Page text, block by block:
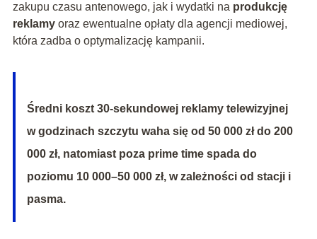
zakupu czasu antenowego, jak i wydatki na produkcję
reklamyoraz ewentualne opłaty dla agencji mediowej,
która zadba o optymalizację kampanii.
Średni koszt 30-sekundowej reklamy telewizyjnej
w godzinach szczytu waha się od 50 000 zł do 200
000 zł, natomiast poza prime time spada do
poziomu 10 000–50 000 zł, w zależności od stacji i
pasma.